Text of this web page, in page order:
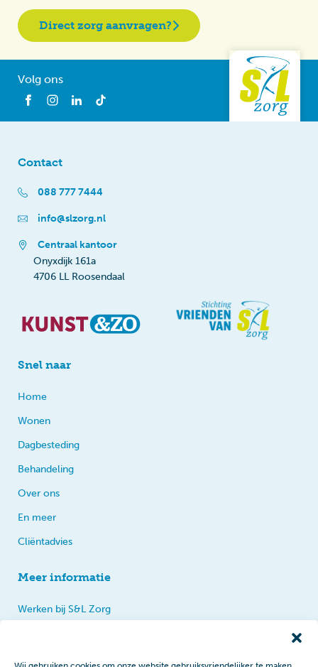
Direct zorg aanvragen?
Volg ons
Contact
088 777 7444
info@slzorg.nl
Centraal kantoor
Onyxdijk 161a
4706 LL Roosendaal
Snel naar
Home
Wonen
Dagbesteding
Behandeling
Over ons
En meer
Cliëntadvies
Meer informatie
Werken bij S&L Zorg